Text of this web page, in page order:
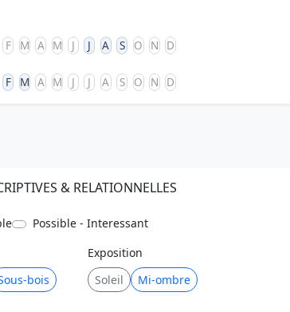
F M A M J J A S O N D
F M A M J J A S O N D
& RELATIONNELLES
Possible - Interessant
bois
Exposition
Soleil
Mi-ombre